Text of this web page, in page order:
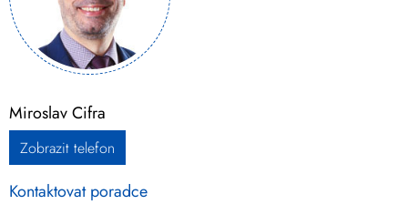
Miroslav Cifra
Zobrazit telefon
Kontaktovat poradce